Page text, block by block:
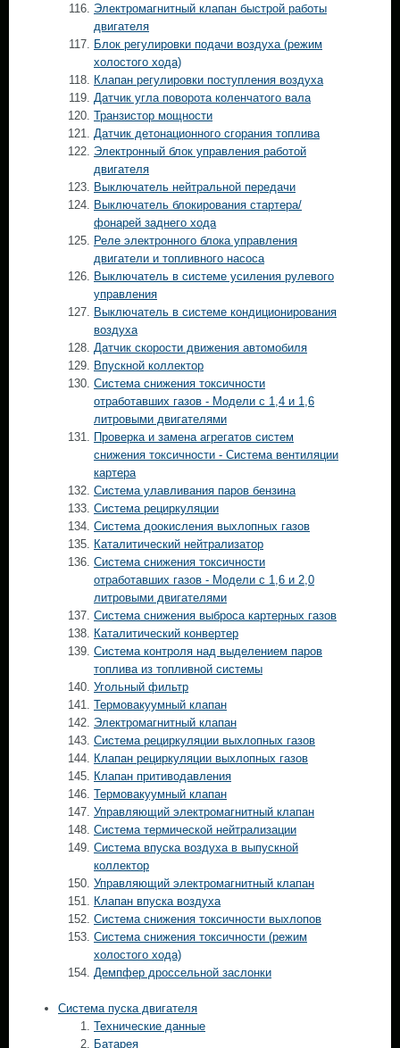
Электромагнитный клапан быстрой работы
двигателя
Блок регулировки подачи воздуха (режим
холостого хода)
Клапан регулировки поступления воздуха
Датчик угла поворота коленчатого вала
Транзистор мощности
Датчик детонационного сгорания топлива
Электронный блок управления работой
двигателя
Выключатель нейтральной передачи
Выключатель блокирования стартера/
фонарей заднего хода
Реле электронного блока управления
двигатели и топливного насоса
Выключатель в системе усиления рулевого
управления
Выключатель в системе кондиционирования
воздуха
Датчик скорости движения автомобиля
Впускной коллектор
Система снижения токсичности
отработавших газов - Модели с 1,4 и 1,6
литровыми двигателями
Проверка и замена агрегатов систем
снижения токсичности - Система вентиляции
картера
Система улавливания паров бензина
Система рециркуляции
Система доокисления выхлопных газов
Каталитический нейтрализатор
Система снижения токсичности
отработавших газов - Модели с 1,6 и 2,0
литровыми двигателями
Система снижения выброса картерных газов
Каталитический конвертер
Система контроля над выделением паров
топлива из топливной системы
Угольный фильтр
Термовакуумный клапан
Электромагнитный клапан
Система рециркуляции выхлопных газов
Клапан рециркуляции выхлопных газов
Клапан притиводавления
Термовакуумный клапан
Управляющий электромагнитный клапан
Система термической нейтрализации
Система впуска воздуха в выпускной
коллектор
Управляющий электромагнитный клапан
Клапан впуска воздуха
Система снижения токсичности выхлопов
Система снижения токсичности (режим
холостого хода)
Демпфер дроссельной заслонки
Система пуска двигателя
Технические данные
Батарея